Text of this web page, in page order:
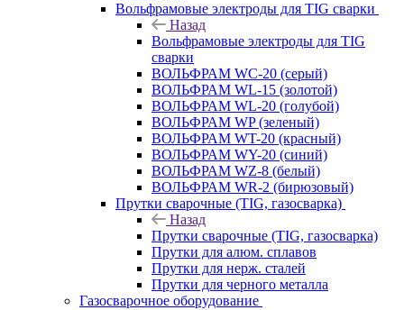
Вольфрамовые электроды для TIG сварки
Назад
Вольфрамовые электроды для TIG
сварки
ВОЛЬФРАМ WC-20 (серый)
ВОЛЬФРАМ WL-15 (золотой)
ВОЛЬФРАМ WL-20 (голубой)
ВОЛЬФРАМ WP (зеленый)
ВОЛЬФРАМ WT-20 (красный)
ВОЛЬФРАМ WY-20 (синий)
ВОЛЬФРАМ WZ-8 (белый)
ВОЛЬФРАМ WR-2 (бирюзовый)
Прутки сварочные (TIG, газосварка)
Назад
Прутки сварочные (TIG, газосварка)
Прутки для алюм. сплавов
Прутки для нерж. сталей
Прутки для черного металла
Газосварочное оборудование